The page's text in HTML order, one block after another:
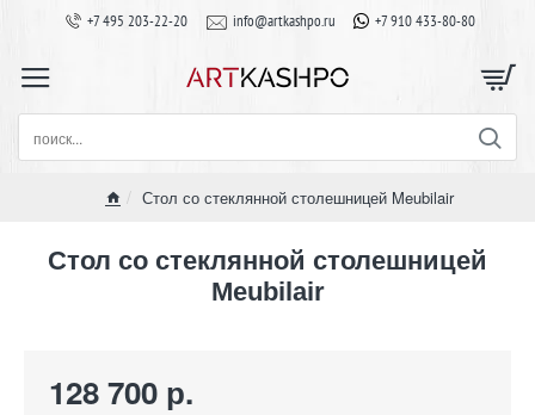
+7 495 203-22-20 info@artkashpo.ru +7 910 433-80-80
поиск...
Стол со стеклянной столешницей Meubilair
Стол со стеклянной столешницей
Meubilair
128 700 р.